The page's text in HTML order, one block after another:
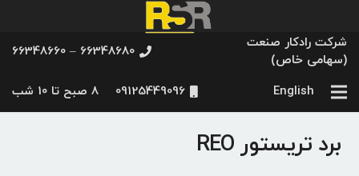
شرکت رادکار صنعت
(سهامی خاص)
66348680 – 66348660
English
09125449096 8 صبح تا 10 شب
برد تریستور REO